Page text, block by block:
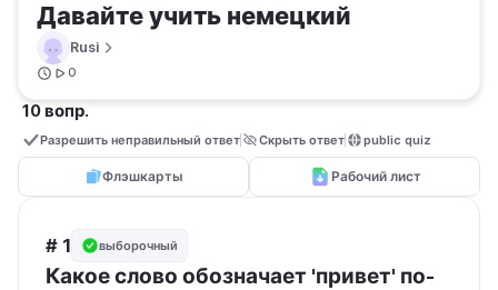
Давайте учить немецкий
Rusi
0
10 вопр.
Разрешить неправильный ответ Скрыть ответ public quiz
Флэшкарты Рабочий лист
# 1 выборочный
Какое слово обозначает 'привет' по-